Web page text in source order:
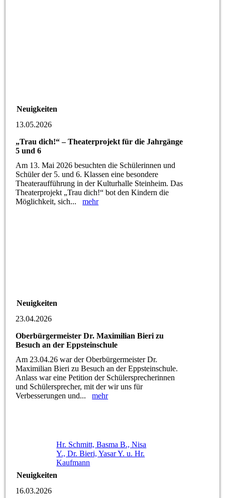
Neuigkeiten
13.05.2026
„Trau dich!“ – Theaterprojekt für die Jahrgänge
5 und 6
Am 13. Mai 2026 besuchten die Schülerinnen und
Schüler der 5. und 6. Klassen eine besondere
Theateraufführung in der Kulturhalle Steinheim. Das
Theaterprojekt „Trau dich!“ bot den Kindern die
Möglichkeit, sich...mehr
Neuigkeiten
23.04.2026
Oberbürgermeister Dr. Maximilian Bieri zu
Besuch an der Eppsteinschule
Am 23.04.26 war der Oberbürgermeister Dr.
Maximilian Bieri zu Besuch an der Eppsteinschule.
Anlass war eine Petition der Schülersprecherinnen
und Schülersprecher, mit der wir uns für
Verbesserungen und...mehr
Hr. Schmitt, Basma B., Nisa
Y., Dr. Bieri, Yasar Y. u. Hr.
Kaufmann
Neuigkeiten
16.03.2026